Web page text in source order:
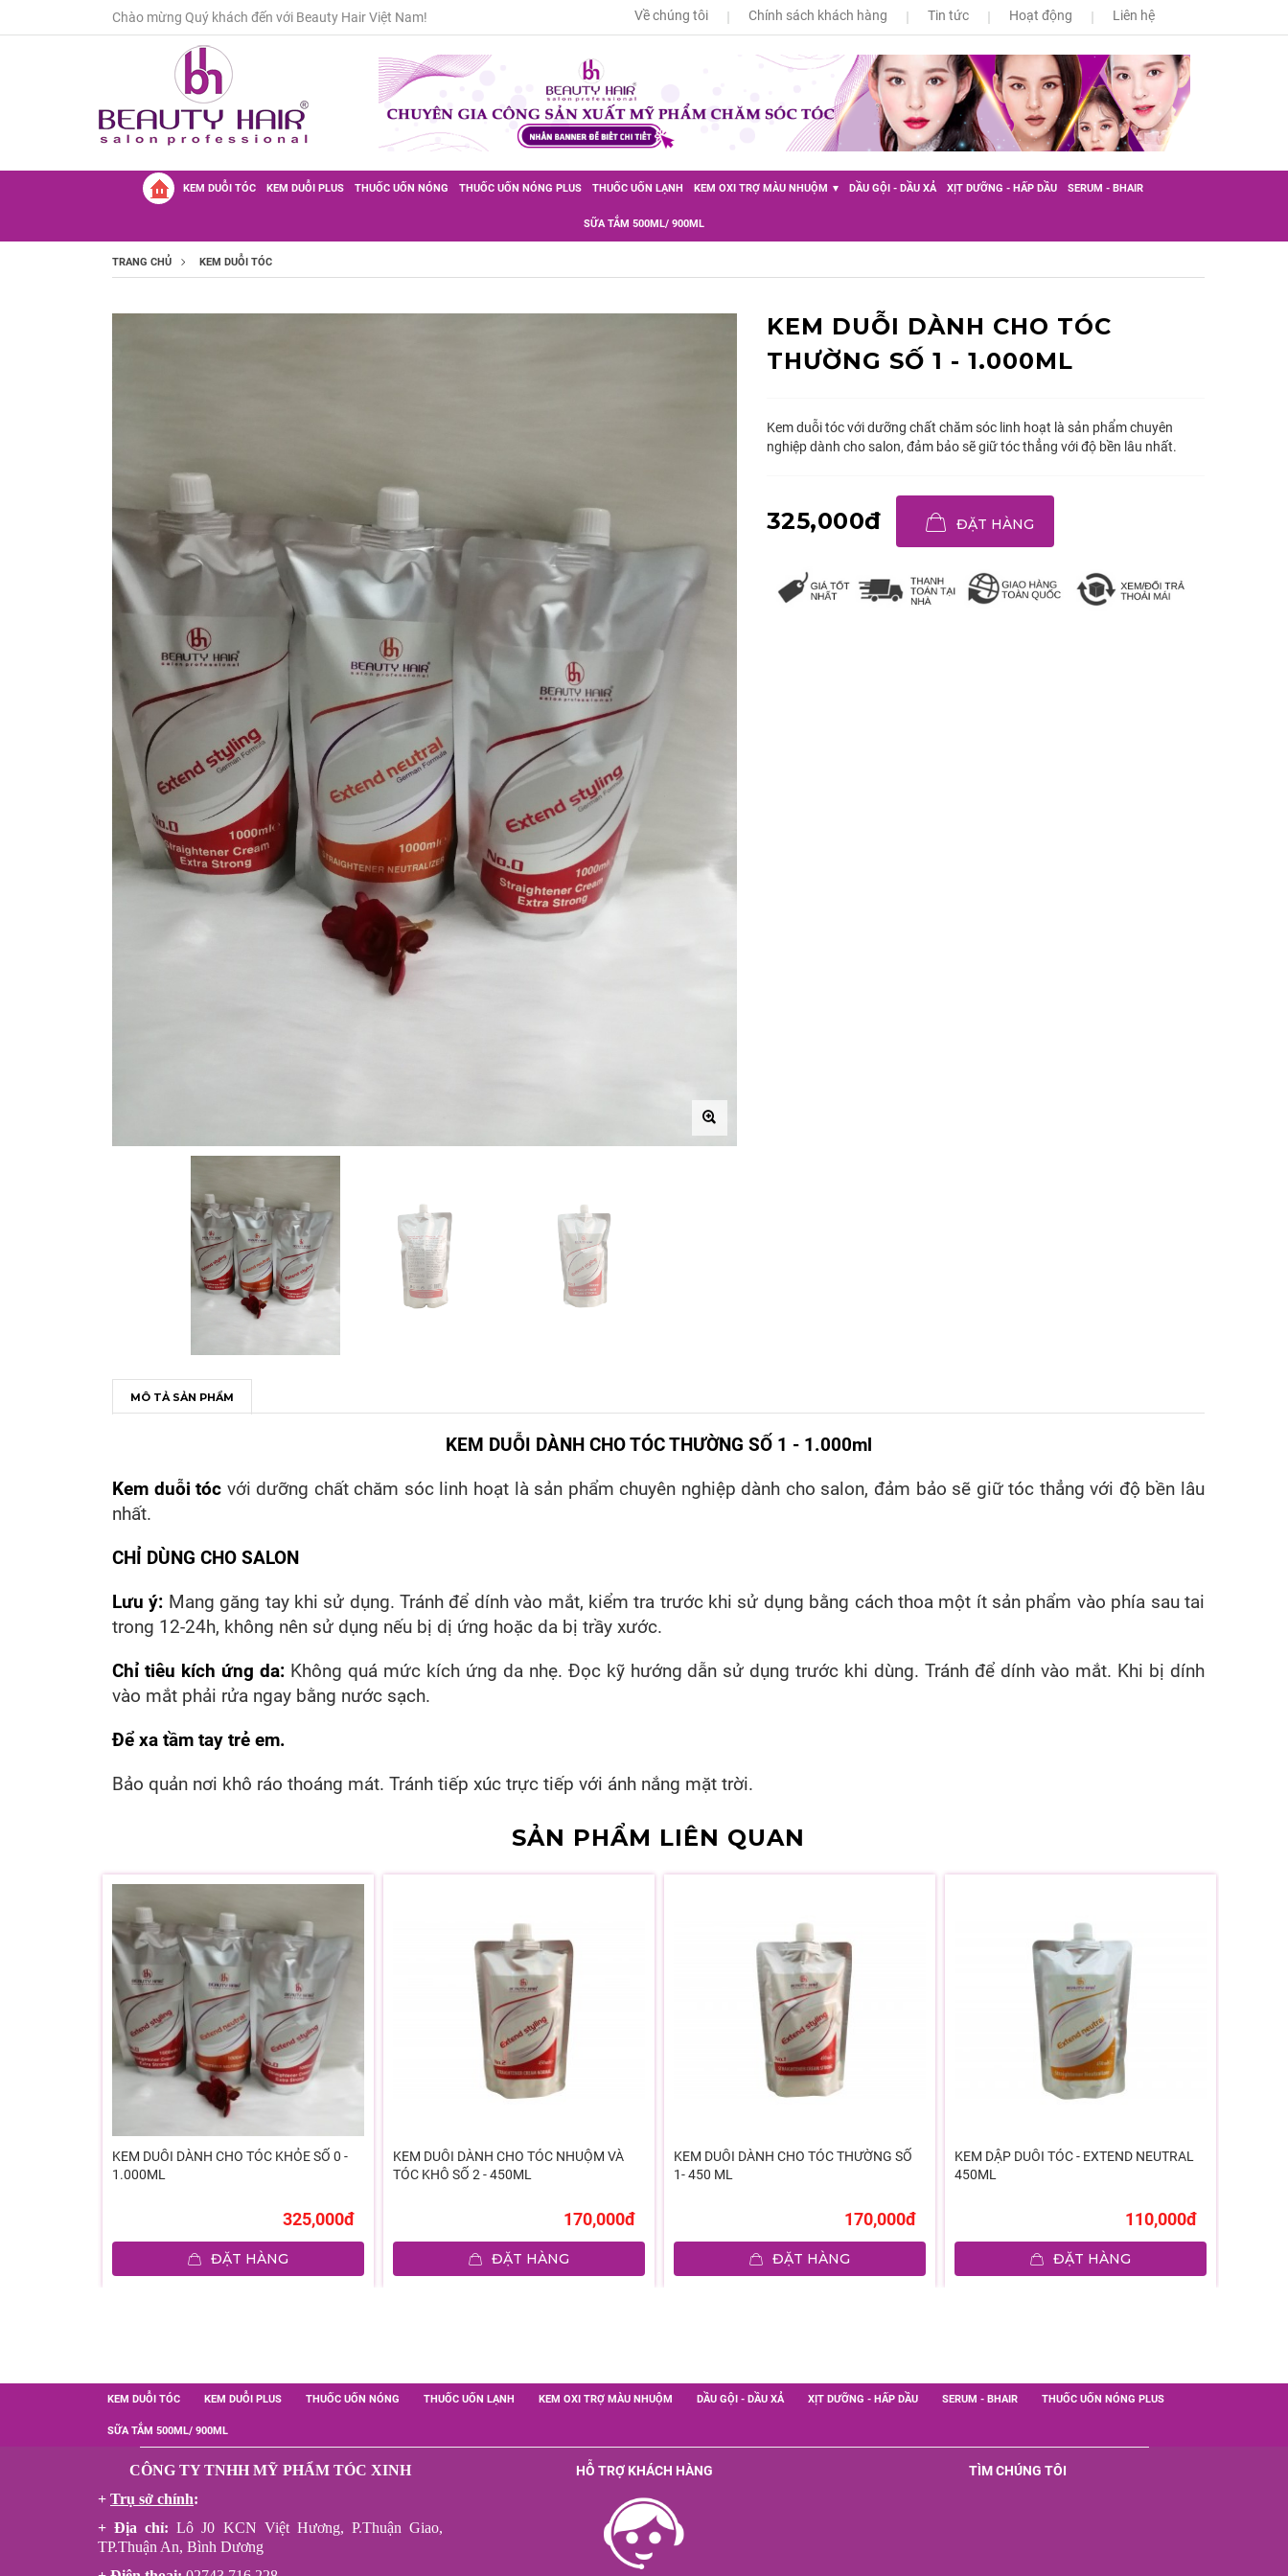
Chào mừng Quý khách đến với Beauty Hair Việt Nam! Về chúng tôi Chính sách khách hàng Tin tức Hoạt động Liên hệ
KEM DUỖI TÓC KEM DUỖI PLUS THUỐC UỐN NÓNG THUỐC UỐN NÓNG PLUS THUỐC UỐN LẠNH KEM OXI TRỢ MÀU NHUỘM DẦU GỘI - DẦU XẢ XỊT DƯỠNG - HẤP DẦU SERUM - BHAIR
SỮA TẮM 500ML/ 900ML
TRANG CHỦ KEM DUỖI TÓC
KEM DUỖI DÀNH CHO TÓC
THƯỜNG SỐ 1 - 1.000ML
Kem duỗi tóc với dưỡng chất chăm sóc linh hoạt là sản phẩm chuyên
nghiệp dành cho salon, đảm bảo sẽ giữ tóc thẳng với độ bền lâu nhất.
325,000đ ĐẶT HÀNG
MÔ TẢ SẢN PHẨM
KEM DUỖI DÀNH CHO TÓC THƯỜNG SỐ 1 - 1.000ml
Kem duỗi tóc với dưỡng chất chăm sóc linh hoạt là sản phẩm chuyên nghiệp dành cho salon, đảm bảo sẽ giữ tóc thẳng với độ bền lâu
nhất.
CHỈ DÙNG CHO SALON
Lưu ý: Mang găng tay khi sử dụng. Tránh để dính vào mắt, kiểm tra trước khi sử dụng bằng cách thoa một ít sản phẩm vào phía sau tai
trong 12-24h, không nên sử dụng nếu bị dị ứng hoặc da bị trầy xước.
Chỉ tiêu kích ứng da:Không quá mức kích ứng da nhẹ. Đọc kỹ hướng dẫn sử dụng trước khi dùng. Tránh để dính vào mắt. Khi bị dính
vào mắt phải rửa ngay bằng nước sạch.
Để xa tầm tay trẻ em.
Bảo quản nơi khô ráo thoáng mát. Tránh tiếp xúc trực tiếp với ánh nắng mặt trời.
SẢN PHẨM LIÊN QUAN
KEM DUỖI DÀNH CHO TÓC KHỎE SỐ 0 -
1.000ML
325,000đ
ĐẶT HÀNG
KEM DUỖI DÀNH CHO TÓC NHUỘM VÀ
TÓC KHÔ SỐ 2 - 450ML
170,000đ
ĐẶT HÀNG
KEM DUỖI DÀNH CHO TÓC THƯỜNG SỐ
1- 450 ML
170,000đ
ĐẶT HÀNG
KEM DẬP DUỖI TÓC - EXTEND NEUTRAL
450ML
110,000đ
ĐẶT HÀNG
KEM DUỖI TÓC KEM DUỖI PLUS THUỐC UỐN NÓNG THUỐC UỐN LẠNH KEM OXI TRỢ MÀU NHUỘM DẦU GỘI - DẦU XẢ XỊT DƯỠNG - HẤP DẦU SERUM - BHAIR THUỐC UỐN NÓNG PLUS
SỮA TẮM 500ML/ 900ML
CÔNG TY TNHH MỸ PHẨM TÓC XINH
+ Trụ sở chính:
+ Địa chỉ:Lô J0 KCN Việt Hương, P.Thuận Giao,
TP.Thuận An, Bình Dương
HỖ TRỢ KHÁCH HÀNG TÌM CHÚNG TÔI